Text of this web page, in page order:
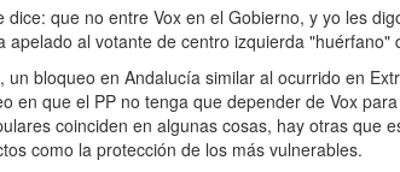
que no entre Vox en el Gobierno, y yo les
apelado al votante de centro izquierda "huérfano"
un bloqueo en Andalucía similar al ocurrido en
en que el PP no tenga que depender de Vox
coinciden en algunas cosas, hay otras que
como la protección de los más vulnerables.